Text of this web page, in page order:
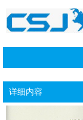
详细内容